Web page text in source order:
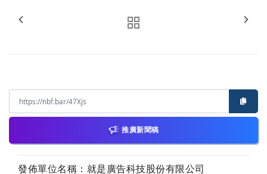
推廣新聞稿
發佈單位名稱：就是廣告科技股份有限公司